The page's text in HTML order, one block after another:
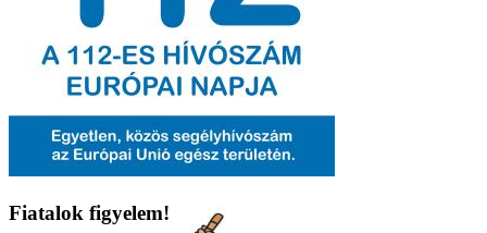
Fiatalok figyelem!